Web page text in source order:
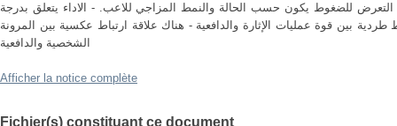
التعرض للضغوط يكون حسب الحالة والنمط المزاجي للاعب. - الاداء يتعلق بدرجة
طردية بين قوة عمليات الإثارة والدافعية - هناك علاقة ارتباط عكسية بين المرونة
الشخصية والدافعية
Afficher la notice complète
Fichier(s) constituant ce document